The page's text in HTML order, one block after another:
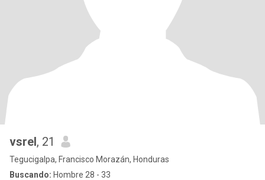
vsrel, 21
Tegucigalpa, Francisco Morazán, Honduras
Buscando: Hombre 28 - 33